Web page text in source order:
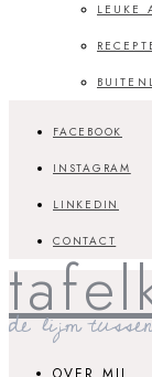
LEUKE
FACEBOOK
INSTAGRAM
LINKEDIN
CONTACT
de lijm